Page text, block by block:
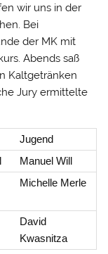
wir uns in der
Bei
der MK mit
Abends saß
Kaltgetränken
Jury ermittelte
Jugend
Manuel Will
Michelle Merle
David
Kwasnitza